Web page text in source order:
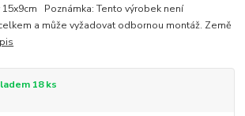
15x9cm Poznámka: Tento výrobek není
a může vyžadovat odbornou montáž. Země
18 ks